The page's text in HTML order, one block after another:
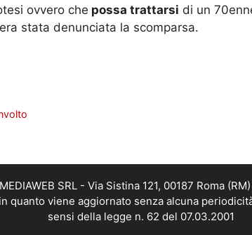
ovvero che possa trattarsi di un
stata denunciata la scomparsa.
SRL - Via Sistina 121, 00187 Roma
quanto viene aggiornato senza alcuna
sensi della legge n. 62 del 07.03.2001